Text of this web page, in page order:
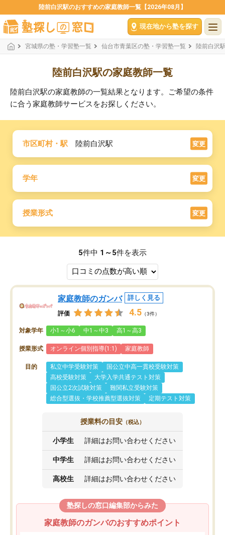
陸前白沢駅のおすすめの家庭教師一覧【2026年08月】
現在地から塾を探す
宮城県の塾・学習塾一覧 仙台市青葉区の塾・学習塾一覧 陸前白沢
陸前白沢駅の家庭教師一覧
陸前白沢駅の家庭教師の一覧結果となります。ご希望の条件
に合う家庭教師サービスをお探しください。
市区町村・駅 陸前白沢駅 変更
学年 変更
授業形式 変更
5件中 1～5件を表示
家庭教師のガンバ 詳しく見る
評価 4.5 （3件）
対象学年 小1～小6 中1～中3 高1～高3
授業形式 オンライン個別指導(1:1) 家庭教師
目的 私立中学受験対策
国公立中高一貫校受験対策
高校受験対策
大学入学共通テスト対策
国公立2次試験対策
難関私立受験対策
総合型選抜・学校推薦型選抜対策
定期テスト対策
授業料の目安 （税込）
小学生 詳細はお問い合わせください
中学生 詳細はお問い合わせください
高校生 詳細はお問い合わせください
塾探しの窓口編集部からみた
家庭教師のガンバのおすすめポイント